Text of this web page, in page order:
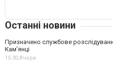
Останні новини
Призначено службове
Кам’янці
15:30, Вчора